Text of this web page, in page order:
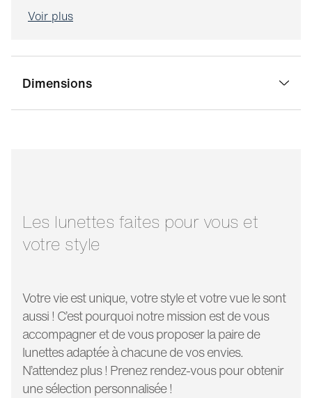
Voir plus
Dimensions
branche:
Les lunettes faites pour vous et
votre style
Votre vie est unique, votre style et votre vue le sont
aussi ! C’est pourquoi notre mission est de vous
accompagner et de vous proposer la paire de
lunettes adaptée à chacune de vos envies.
N’attendez plus ! Prenez rendez-vous pour obtenir
une sélection personnalisée !